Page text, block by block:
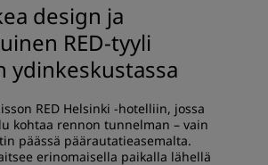
design ja
RED-tyyli
ydinkeskustassa
RED Helsinki -hotelliin, jossa
kohtaa rennon tunnelman – vain
päässä päärautatieasemalta.
erinomaisella paikalla lähellä